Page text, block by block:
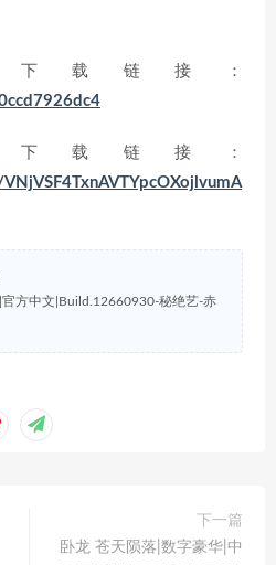
载链接：
载链接：
方中文|Build.12660930-秘绝艺-赤
下一篇
卧龙 苍天陨落|数字豪华|中